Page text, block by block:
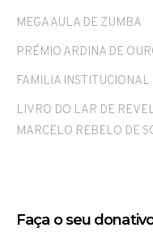
MEGA AULA DE ZUMBA
PRÉMIO ARDINA DE
FAMILIA
LIVRO DO LAR DE
MARCELO REBELO DE
Faça o seu